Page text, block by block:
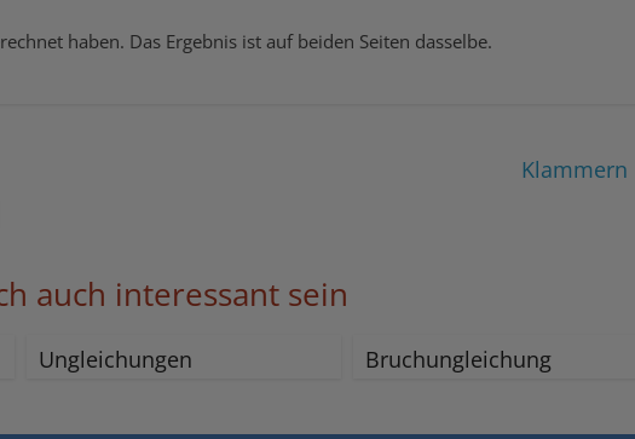
haben. Das Ergebnis ist auf beiden Seiten dasselbe.
Klammern
auch interessant sein
Ungleichungen Bruchungleichung